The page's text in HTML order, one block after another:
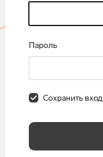
Пароль
Сохранить вход